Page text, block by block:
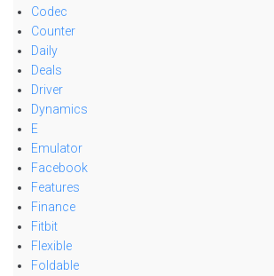
Codec
Counter
Daily
Deals
Driver
Dynamics
E
Emulator
Facebook
Features
Finance
Fitbit
Flexible
Foldable